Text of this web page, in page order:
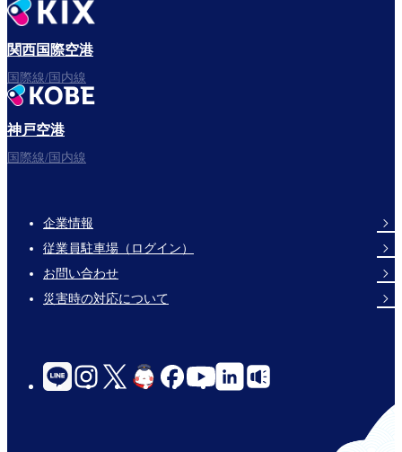
フライトをお楽しみください。
関西国際空港
国際線/国内線
神戸空港
国際線/国内線
Footer
Links
企業情報
従業員駐車場（ログイン）
お問い合わせ
災害時の対応について
social-
links-